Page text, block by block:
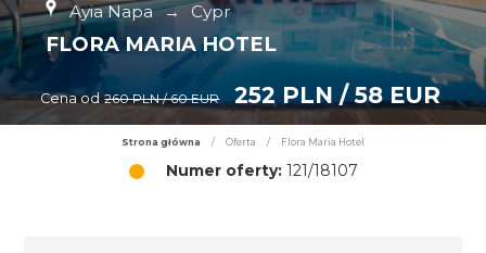
Ayia Napa → Cypr
FLORA MARIA HOTEL
Cena od 260 PLN / 60 EUR 252 PLN / 58 EUR
Strona główna / Oferta / Flora Maria Hotel
Numer oferty:121/18107